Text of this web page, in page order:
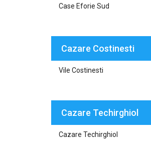
Case Eforie Sud
Cazare Costinesti
Vile Costinesti
Cazare Techirghiol
Cazare Techirghiol